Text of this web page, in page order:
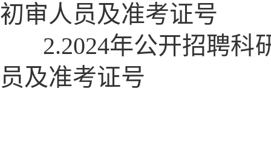
初审人员及准考证号
2.2024年公开招聘科
员及准考证号